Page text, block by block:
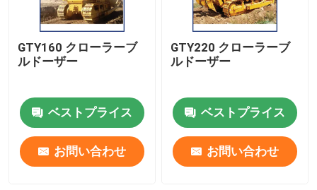
トラック&特殊車両
ほか
パーツ
振動式氷断機
GTY160 クローラーブ
ルドーザー
ベストプライス
お問い合わせ
GTY220 クローラーブ
ルドーザー
ベストプライス
お問い合わせ